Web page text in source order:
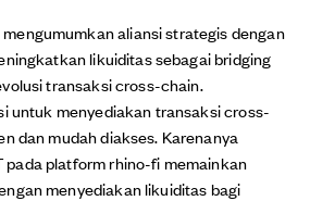
aliansi strategis dengan
likuiditas sebagai bridging
transaksi cross-chain.
untuk menyediakan transaksi cross-
dan mudah diakses. Karenanya
pada platform rhino-fi memainkan
menyediakan likuiditas bagi